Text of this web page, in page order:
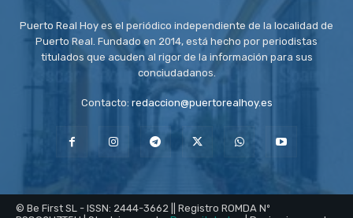
Puerto Real Hoy es el periódico independiente de la localidad de
Puerto Real. Fundado en 2014, está hecho por periodistas
titulados que acuden al rigor de la información para sus
conciudadanos.
Contacto: redaccion@puertorealhoy.es
© Be First SL - ISSN: 2444-3662 || Registro ROMDA Nº